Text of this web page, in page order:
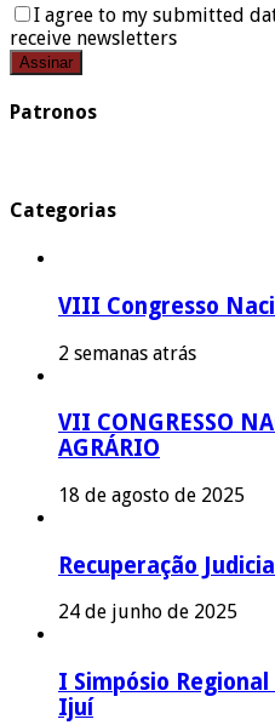
I agree to my submitted
receive newsletters
Patronos
Categorias
VIII Congresso
2 semanas atrás
VII CONGRESSO
AGRÁRIO
18 de agosto de 2025
Recuperação
24 de junho de 2025
I Simpósio
Ijuí